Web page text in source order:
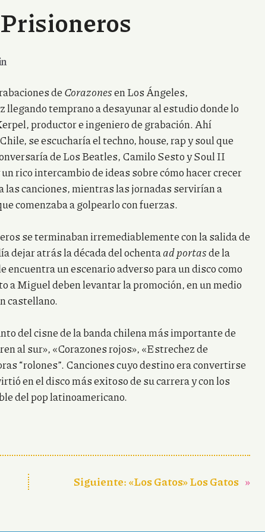
deCorazonesen Los Ángeles,
temprano a desayunar al estudio donde lo
productor e ingeniero de grabación. Ahí
se escucharía el techno, house, rap y soul que
de Los Beatles, Camilo Sesto y Soul II
rico intercambio de ideas sobre cómo hacer crecer
canciones, mientras las jornadas servirían a
comenzaba a golpearlo con fuerzas.
se terminaban irremediablemente con la salida de
dejar atrás la década del ochentaad portasde la
un escenario adverso para un disco como
a Miguel deben levantar la promoción, en un medio
castellano.
del cisne de la banda chilena más importante de
al sur», «Corazones rojos», «Estrechez de
“rolones”. Canciones cuyo destino era convertirse
en el disco más exitoso de su carrera y con los
del pop latinoamericano.
Siguiente:«Los Gatos» Los Gatos »